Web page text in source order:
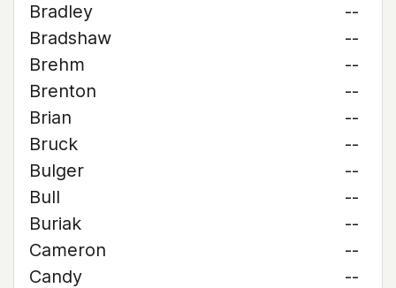
Bradley
--
Bradshaw
--
Brehm
--
Brenton
--
Brian
--
Bruck
--
Bulger
--
Bull
--
Buriak
--
Cameron
--
Candy
--